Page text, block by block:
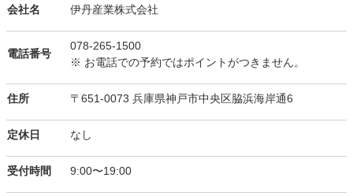
会社名 伊丹産業株式会社
電話番号
078-265-1500
※ お電話での予約ではポイントがつきません。
住所 〒651-0073 兵庫県神戸市中央区脇浜海岸通6
定休日 なし
受付時間 9:00〜19:00